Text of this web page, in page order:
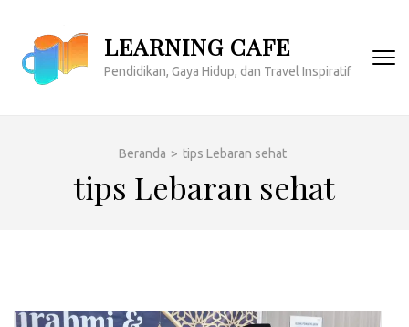
konten
(Tekan
LEARNING CAFE
Pendidikan, Gaya Hidup, dan Travel Inspiratif
Beranda > tips Lebaran sehat
tips Lebaran sehat